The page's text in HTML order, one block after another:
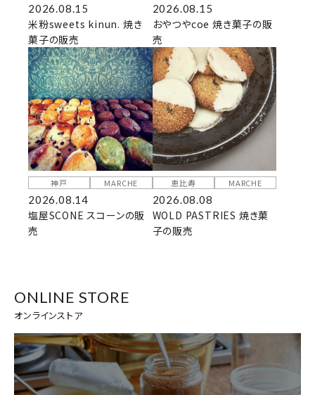
2026.08.15
米粉sweets kinun. 焼き
菓子の販売
2026.08.15
おやつやcoe 焼き菓子の販
売
神戸 MARCHE
2026.08.14
塩屋SCONE スコーンの販
売
恵比寿 MARCHE
2026.08.08
WOLD PASTRIES 焼き菓
子の販売
ONLINE STORE
オンラインストア